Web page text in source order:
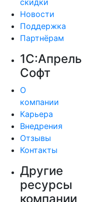
Новости
Поддержка
Партнёрам
1С:Апрель
Софт
О
компании
Карьера
Внедрения
Отзывы
Контакты
Другие
ресурсы
компании